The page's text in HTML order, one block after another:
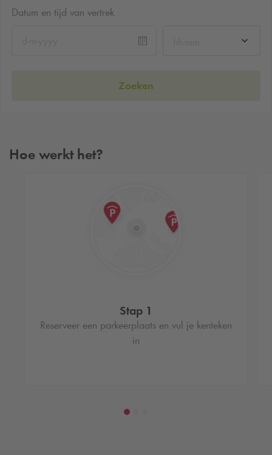
Datum en tijd van vertrek
Zoeken
Hoe werkt het?
Stap 1
Reserveer een parkeerplaats en vul je kenteken
in